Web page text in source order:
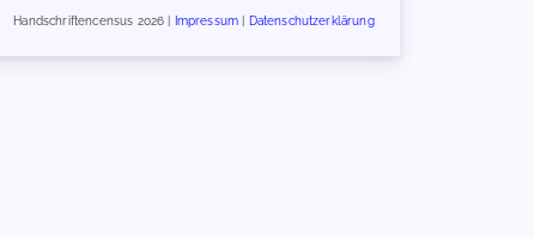
Handschriftencensus 2026 | Impressum Datenschutzerklärung